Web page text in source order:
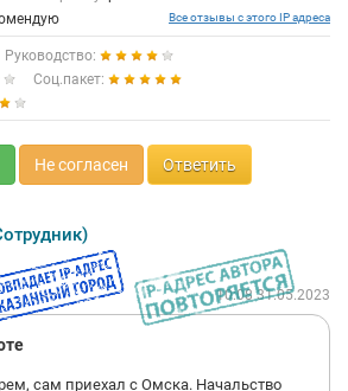
Все отзывы с этого IP адреса
Руководство:
Соц.пакет:
Не согласен Ответить
10:08 31.05.2023
сам приехал с Омска. Начальство